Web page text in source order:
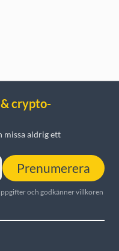
& crypto-
missa aldrig ett
Prenumerera
och godkänner villkoren